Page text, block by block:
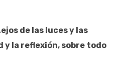
de las luces y las
y la reflexión, sobre todo